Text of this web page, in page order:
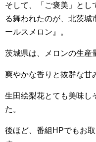
そして、「ご褒美」とし
る舞われたのが、北茨城
ールスメロン』。
茨城県は、メロンの生産
爽やかな香りと抜群な甘
生田絵梨花とても美味し
た。
後ほど、番組HPでもお